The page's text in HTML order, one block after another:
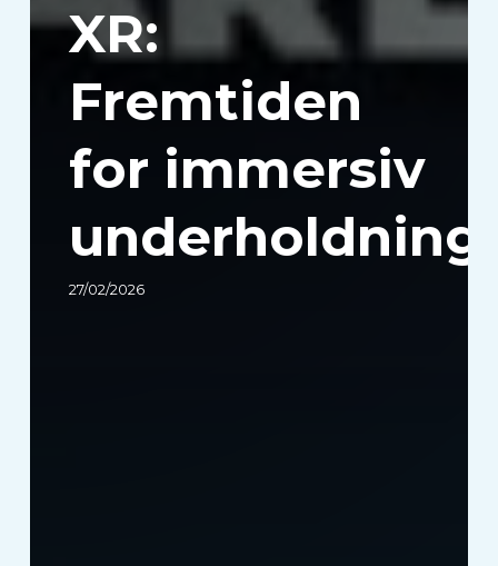
immersivXR:
Fremtiden
for immersiv
underholdning
27/02/2026